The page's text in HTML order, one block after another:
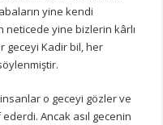
yine kendi
neticede yine bizlerin kârlı
geceyi Kadir bil, her
o geceyi gözler ve
Ancak asıl gecenin